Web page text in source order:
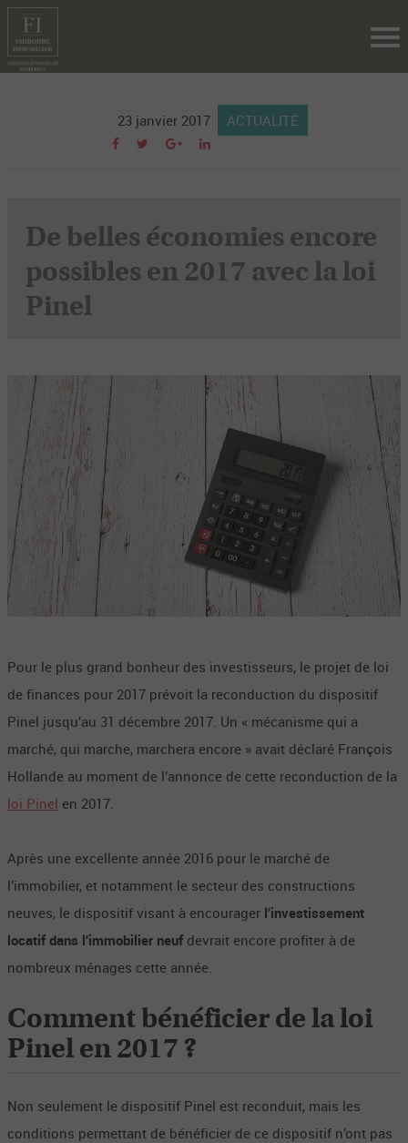
ACTUALITÉ
23 janvier 2017
De belles économies encore
possibles en 2017 avec la loi
Pinel
Pour le plus grand bonheur des investisseurs, le projet de loi
de finances pour 2017 prévoit la reconduction du dispositif
Pinel jusqu’au 31 décembre 2017. Un « mécanisme qui a
marché, qui marche, marchera encore » avait déclaré François
Hollande au moment de l’annonce de cette reconduction de la
loi Pinel en 2017.
Après une excellente année 2016 pour le marché de
l’immobilier, et notamment le secteur des constructions
neuves, le dispositif visant à encourager l’investissement
locatif dans l’immobilier neufdevrait encore profiter à de
nombreux ménages cette année.
Comment bénéficier de la loi
Pinel en 2017 ?
Non seulement le dispositif Pinel est reconduit, mais les
conditions permettant de bénéficier de ce dispositif n’ont pas